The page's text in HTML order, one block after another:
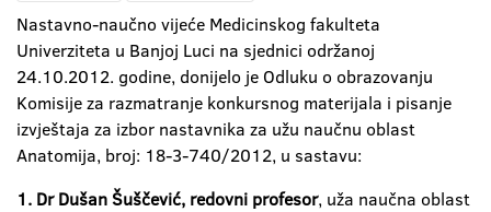
Nastavno-naučno vijeće Medicinskog fakulteta
Univerziteta u Banjoj Luci na sjednici održanoj
24.10.2012. godine, donijelo je Odluku o obrazovanju
Komisije za razmatranje konkursnog materijala i pisanje
izvještaja za izbor nastavnika za užu naučnu oblast
Anatomija, broj: 18-3-740/2012, u sastavu:
1. Dr Dušan Šuščević, redovni profesor, uža naučna oblast